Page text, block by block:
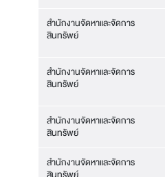
สำนักงานจัดหาและจัดการ
สินทรัพย์
สำนักงานจัดหาและจัดการ
สินทรัพย์
สำนักงานจัดหาและจัดการ
สินทรัพย์
สำนักงานจัดหาและจัดการ